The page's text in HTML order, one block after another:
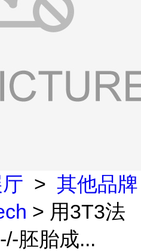
> 其他品牌
> 用3T3法
胚胎成...